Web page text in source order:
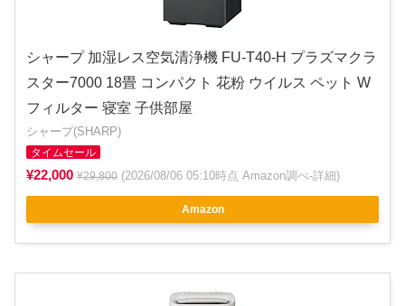
シャープ 加湿レス空気清浄機 FU-T40-H プラズマクラ
スター7000 18畳 コンパクト 花粉 ウイルス ペット W
フィルター 寝室 子供部屋
シャープ(SHARP)
タイムセール
¥22,000 ¥29,800 (2026/08/06 05:10時点 Amazon調べ-詳細)
Amazon